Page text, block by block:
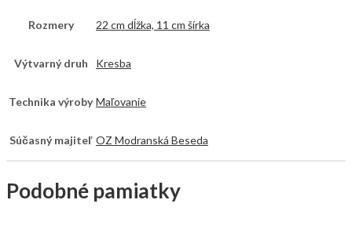
Rozmery 22 cm dĺžka, 11 cm šírka
Výtvarný druh Kresba
Technika výroby Maľovanie
Súčasný majiteľ OZ Modranská Beseda
Podobné pamiatky